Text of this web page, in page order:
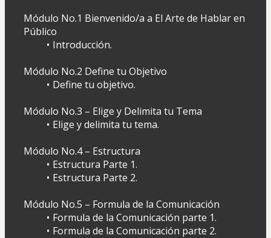
Módulo No.1 Bienvenido/a a El Arte de Hablar en
Público
Introducción.
Módulo No.2 Define tu Objetivo
Define tu objetivo.
Módulo No.3 – Elige y Delimita tu Tema
Elige y delimita tu tema.
Módulo No.4 – Estructura
Estructura Parte 1.
Estructura Parte 2.
Módulo No.5 – Formula de la Comunicación
Formula de la Comunicación parte 1.
Formula de la Comunicación parte 2.